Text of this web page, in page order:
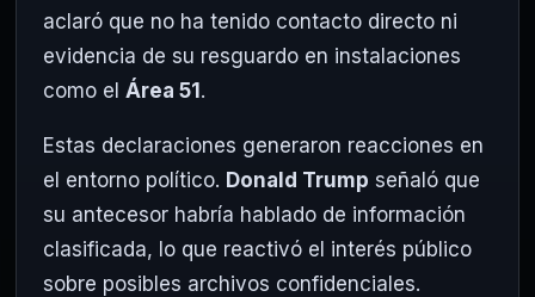
aclaró que no ha tenido contacto directo ni
evidencia de su resguardo en instalaciones
como el Área 51.
Estas declaraciones generaron reacciones en
el entorno político. Donald Trump señaló que
su antecesor habría hablado de información
clasificada, lo que reactivó el interés público
sobre posibles archivos confidenciales.